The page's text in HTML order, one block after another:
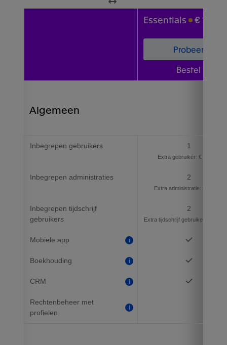
Exact
Projecten
Essentials € 199
Probeer nu
Bestel nu
Algemeen
Inbegrepen gebruikers 1
Extra gebruiker: € 22 p/m
Inbegrepen administraties 2
Extra administratie: € 21 p/m
Inbegrepen tijdschrijf
gebruikers
2
Extra tijdschrijf gebruiker: € 7,50
Mobiele app i
Boekhouding i
CRM i
Rechtenbeheer met
profielen
i